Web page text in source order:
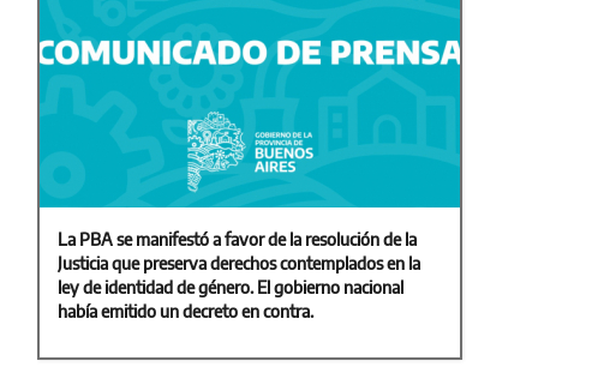
La PBA se manifestó a favor de la resolución de la
Justicia que preserva derechos contemplados en la
ley de identidad de género. El gobierno nacional
había emitido un decreto en contra.